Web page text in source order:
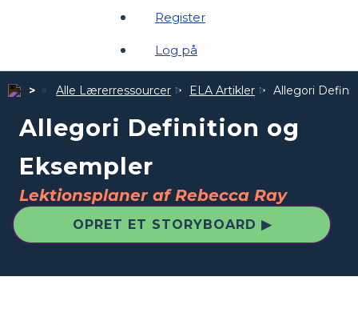
Register
Log på
Alle Lærerressourcer ELA Artikler Allegori
Allegori Definition og
Eksempler
Lektionsplaner af Rebecca Ray
OPRET ET STORYBOARD ▶